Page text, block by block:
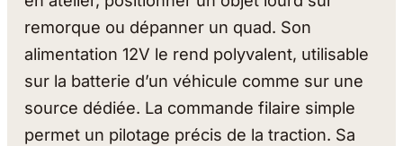
remorque ou dépanner un quad. Son
alimentation 12V le rend polyvalent, utilisable
sur la batterie d’un véhicule comme sur une
source dédiée. La commande filaire simple
permet un pilotage précis de la traction. Sa